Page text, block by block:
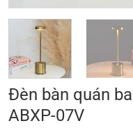
Đèn bàn quán
ABXP-07V